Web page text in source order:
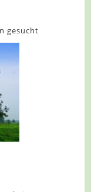
gesucht